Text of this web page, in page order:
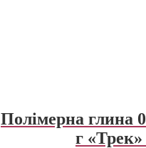
Полімерна глина
г